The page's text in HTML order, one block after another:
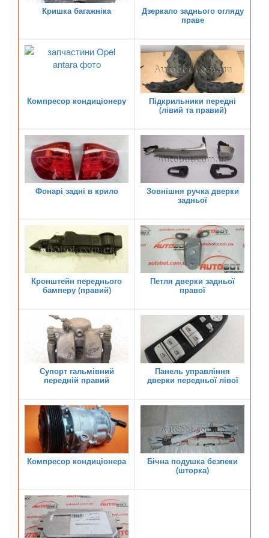
KIA keyboard_arrow_down
LAND ROVER keyboard_arrow_down
keyboard_arrow_down
MASERATI
MAZDA keyboard_arrow_down
MERCEDES-BENZ keyboard_arrow_down
MITSUBISHI keyboard_arrow_down
keyboard_arrow_down
OPEL
PEUGEOT keyboard_arrow_down
PORSCHE
RENAULT
SAAB
SEAT keyboard_arrow_down
SKODA
SMART
SUBARU
Кришка багажніка Дзеркало заднього огляду
праве
Компресор кондиціонеру Підкрильники передні
(лівий та правий)
Фонарі задні в крило Зовнішня ручка дверки
задньої
Кронштейн переднього
бамперу (правий)
Петля дверки задньої
правої
Супорт гальмівний
передній правий
Панель управління
дверки передньої лівої
Компресор кондиціонера Бічна подушка безпеки
(шторка)